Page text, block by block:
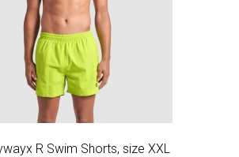
R Swim Shorts, size XXL